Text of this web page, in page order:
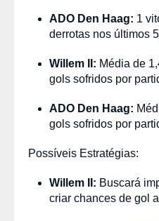
ADO Den Haag: 1
derrotas nos últimos
Willem II: Média de
gols sofridos por
ADO Den Haag:
gols sofridos por
Possíveis Estratégias:
Willem II: Buscará
criar chances de gol